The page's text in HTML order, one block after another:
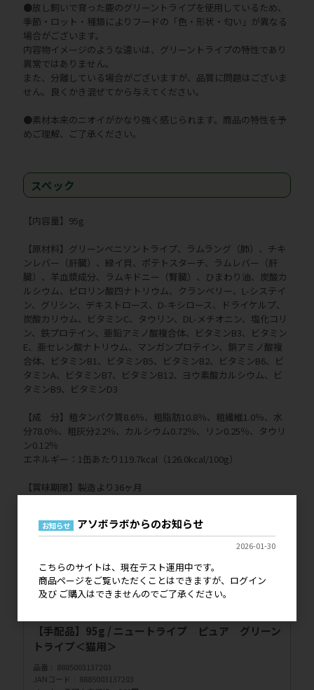
●放し飼いで育った鹿のグリーントライプを使用しているため、
季節・ロット・種類によりフードの「色・形状・匂い」が異なる
場合がございます。
内容物イメージのような違いは、グリーントライプの特性であり
異常ではありません。
また、分離している場合がございますが、品質に問題はございま
せん。良くかき混ぜてから与えてください。
●素材本来のニオイがかなり強く感じられます。商品の特性を予
めご理解、ご了承ください。
スペック
【内容量】95g
【原材料】グリーンベニソントライプ、ラムラング（肺）、チキ
ンレバー（肝臓）、緑イ貝、ポテトスターチ、ラムレバー（肝
臓）、羊血漿成分、ラムキドニー（腎臓）、ひまわり油、炭酸カ
ルシウム、ピロリン酸四ナトリウム、クランベリー、L-システイ
ン、グリシン、デキストロース、D-キシロース、ドライケルプ、
炭酸カリウム、ビタミンC、タウリン、DL-メチオニン、塩化コリ
ン、鉄プロテイン、亜鉛アミノ酸複合体、ビタミンB3、ビタミン
E、亜セレン酸ナトリウム、マンガンプロテイン、銅アミノ酸複
合体、ビタミンB1、ビタミンB5、ビタミンB2、ビタミンB6、ビ
タミンA、ビタミンB7、ビタミンB12、ヨウ素酸カルシウム、ビ
タミンB9、ビタミンD3
【成 分】粗タンパク質8.6％、粗脂肪10.8％、粗繊維1.0％、水
分78.0％、粗灰分2.2％、カルシウム0.72％、リン0.25％、タウリ
ン0.12％
エネルギー：1缶あたり119.7kcal（126.0kcal/100g）
【賞味期限】製造より36ヶ月
「ニュートライプ」全商品はこちら
【手配品】95g / ニュートライプ ピュア グリーン
トライプ＜猫用＞
品番
8885003137203
JANコード
8885003137203
お知らせ アソボラボからのお知らせ
2026-01-30
こちらのサイトは、現在テスト運用中です。
商品ページをご覧いただくことはできますが、ログイン
及び ご購入はできませんのでご了承ください。